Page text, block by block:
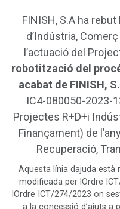
FINISH, S.A ha
d’Indústria,
l’actuació del
robotització del
acabat de FINISH,
IC4-080050-2023-
Projectes R+D+i
Finançament) de
Recuperació,
Aquesta línia dajuda està
modificada per lOrdre
lOrdre ICT/274/2023 on
a la concessió d’ajuts a